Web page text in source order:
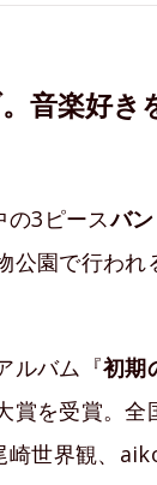
音楽好き
の3ピースバ
公園で行われ
ルバム『初期
を受賞。全
世界観、